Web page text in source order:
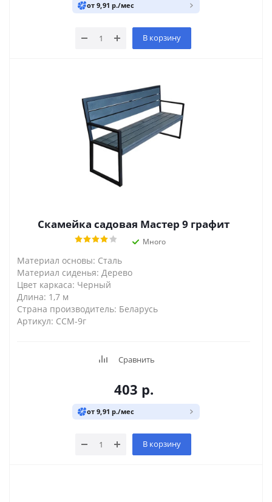
от 9,91 р./мес
В корзину
Скамейка садовая Мастер 9 графит
Много
Материал основы: Сталь
Материал сиденья: Дерево
Цвет каркаса: Черный
Длина: 1,7 м
Страна производитель: Беларусь
Артикул: ССМ-9г
Сравнить
403 р.
от 9,91 р./мес
В корзину